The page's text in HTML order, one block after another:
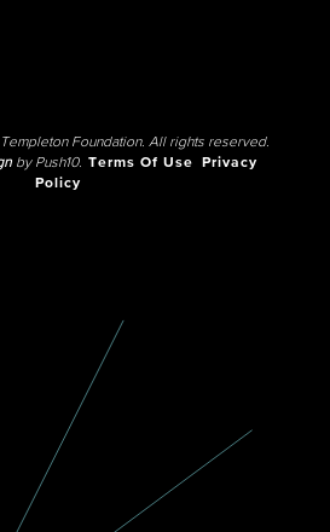
Foundation. All rights reserved.
by Push10. Terms Of Use
Privacy
Policy